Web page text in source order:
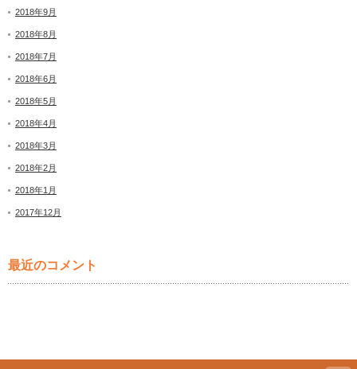
2018年9月
2018年8月
2018年7月
2018年6月
2018年5月
2018年4月
2018年3月
2018年2月
2018年1月
2017年12月
最近のコメント